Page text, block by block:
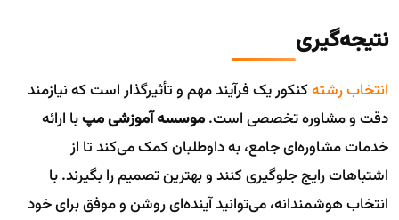
نتیجه‌گیری
انتخاب رشتهکنکور یک فرآیند مهم و تأثیرگذار است که نیازمند
دقت و مشاوره تخصصی است.موسسه آموزشی مپبا ارائه
خدمات مشاوره‌ای جامع، به داوطلبان کمک می‌کند تا از
اشتباهات رایج جلوگیری کنند و بهترین تصمیم را بگیرند. با
انتخاب هوشمندانه، می‌توانید آینده‌ای روشن و موفق برای خود